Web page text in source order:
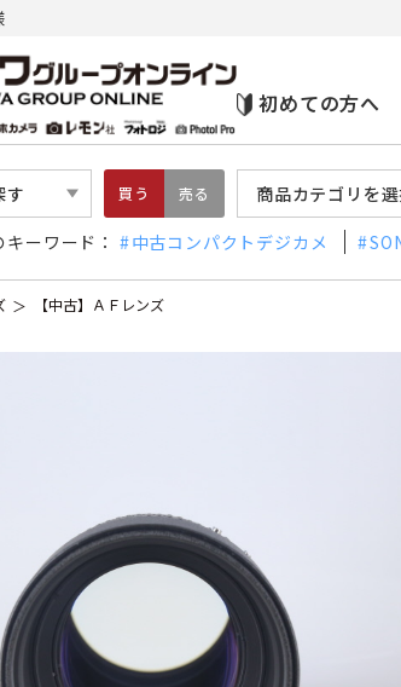
初めての方へ
す 買う 売る 商品カテゴリを
ーワード： 中古コンパクトデジカメ
【中古】ＡＦレンズ